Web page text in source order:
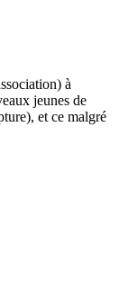
à
jeunes de
et ce malgré